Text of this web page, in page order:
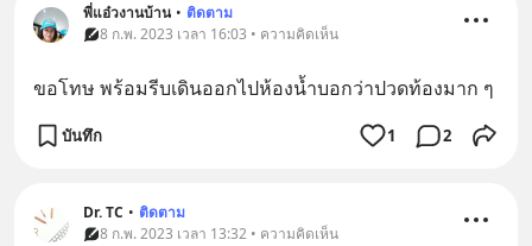
พี่แอ๋วงานบ้าน • ติดตาม
8 ก.พ. 2023 เวลา 16:03 • ความคิดเห็น
ขอโทษ พร้อมรีบเดินออกไปห้องน้ำบอกว่าปวดท้องมาก ๆ
บันทึก 1 2
Dr. TC • ติดตาม
8 ก.พ. 2023 เวลา 13:32 • ความคิดเห็น